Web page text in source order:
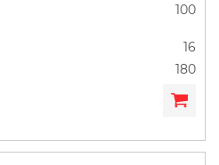
100
16
180